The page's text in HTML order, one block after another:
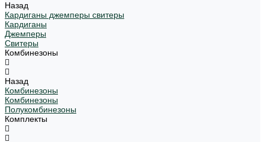
Назад
Кардиганы джемперы свитеры
Кардиганы
Джемперы
Свитеры
Комбинезоны
Назад
Комбинезоны
Комбинезоны
Полукомбинезоны
Комплекты